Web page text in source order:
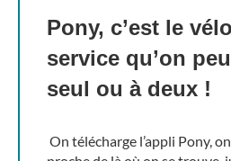
Pony, c’est le
service qu’on
seul ou à deux !
On télécharge l’appli Pony,